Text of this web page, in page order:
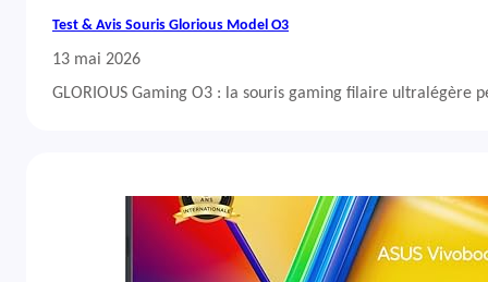
Test & Avis Souris Glorious Model O3
13 mai 2026
GLORIOUS Gaming O3 : la souris gaming filaire ultralégère